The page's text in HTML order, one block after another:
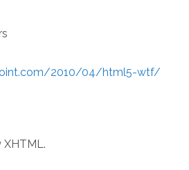
2010/04/html5-wtf/
XHTML.